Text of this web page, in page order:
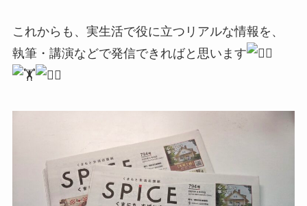
これからも、実生活で役に立つリアルな情報を、
執筆・講演などで発信できればと思います